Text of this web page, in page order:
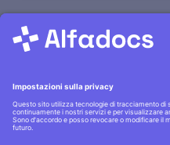
Informativa privacy·|·